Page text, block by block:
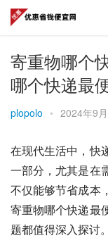
寄重物哪个
哪个快递最
plopolo • 2024年9
在现代生活中，快
一部分，尤其是在
不仅能够节省成本
寄重物哪个快递最
题都值得深入探讨。